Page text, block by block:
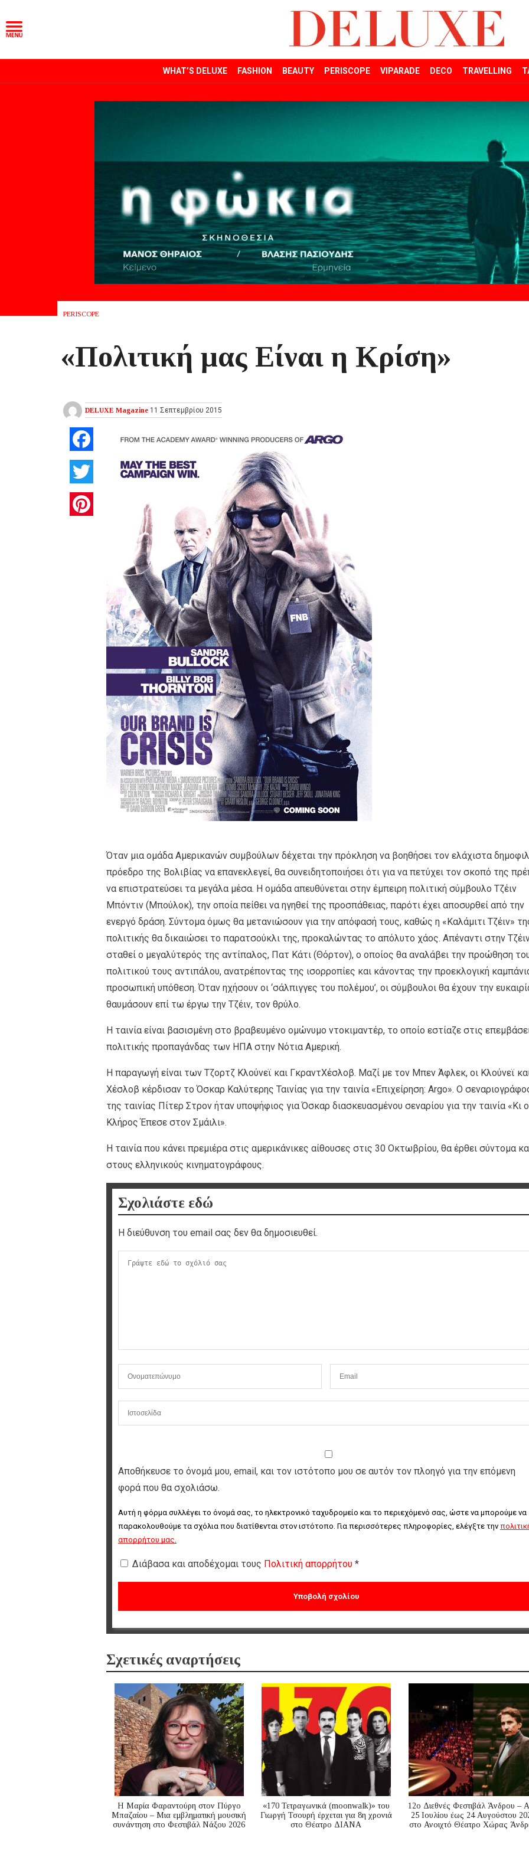
WHAT’S DELUXE FASHION BEAUTY PERISCOPE VIPARADE DECO TRAVELLING
PERISCOPE
«Πολιτική μας Είναι η Κρίση»
DELUXE Magazine 11 Σεπτεμβρίου 2015
Facebook
Twitter
Όταν μια ομάδα Αμερικανών συμβούλων δέχεται την πρόκληση να βοηθήσει τον ελάχιστα
πρόεδρο της Βολιβίας να επανεκλεγεί, θα συνειδητοποιήσει ότι για να πετύχει τον σκοπό της
να επιστρατεύσει τα μεγάλα μέσα. Η ομάδα απευθύνεται στην έμπειρη πολιτική σύμβουλο Τζέιν
Μπόντιν (Μπούλοκ), την οποία πείθει να ηγηθεί της προσπάθειας, παρότι έχει αποσυρθεί από την
ενεργό δράση. Σύντομα όμως θα μετανιώσουν για την απόφασή τους, καθώς η «Καλάμιτι Τζέιν»
πολιτικής θα δικαιώσει το παρατσούκλι της, προκαλώντας το απόλυτο χάος. Απέναντι στην
σταθεί ο μεγαλύτερός της αντίπαλος, Πατ Κάτι (Θόρτον), ο οποίος θα αναλάβει την προώθηση
πολιτικού τους αντιπάλου, ανατρέποντας της ισορροπίες και κάνοντας την προεκλογική
προσωπική υπόθεση. Όταν ηχήσουν οι ‘σάλπιγγες του πολέμου’, οι σύμβουλοι θα έχουν την
θαυμάσουν επί τω έργω την Τζέιν, τον θρύλο.
Η ταινία είναι βασισμένη στο βραβευμένο ομώνυμο ντοκιμαντέρ, το οποίο εστίαζε στις
πολιτικής προπαγάνδας των ΗΠΑ στην Νότια Αμερική.
Η παραγωγή είναι των Τζορτζ Κλούνεϊ και ΓκραντΧέσλοβ. Μαζί με τον Μπεν Άφλεκ, οι Κλούνεϊ
Χέσλοβ κέρδισαν το Όσκαρ Καλύτερης Ταινίας για την ταινία «Επιχείρηση: Argo». Ο
της ταινίας Πίτερ Στρον ήταν υποψήφιος για Όσκαρ διασκευασμένου σεναρίου για την ταινία «Κι ο
Κλήρος Έπεσε στον Σμάιλι».
Η ταινία που κάνει πρεμιέρα στις αμερικάνικες αίθουσες στις 30 Οκτωβρίου, θα έρθει σύντομα
στους ελληνικούς κινηματογράφους.
Σχολιάστε εδώ
Η διεύθυνση του email σας δεν θα δημοσιευθεί.
Αποθήκευσε το όνομά μου, email, και τον ιστότοπο μου σε αυτόν τον πλοηγό για την επόμενη
φορά που θα σχολιάσω.
Αυτή η φόρμα συλλέγει το όνομά σας, το ηλεκτρονικό ταχυδρομείο και το περιεχόμενό σας, ώστε να μπορούμε να
παρακολουθούμε τα σχόλια που διατίθενται στον ιστότοπο. Για περισσότερες πληροφορίες, ελέγξτε την
απορρήτου μας.
Διάβασα και αποδέχομαι τους Πολιτική απορρήτου *
Σχετικές αναρτήσεις
Η Μαρία Φαραντούρη στον Πύργο
Μπαζαίου – Μια εμβληματική μουσική
συνάντηση στο Φεστιβάλ Νάξου 2026
«170 Τετραγωνικά (moonwalk)» του
Γιωργή Τσουρή έρχεται για 8η χρονιά
στο Θέατρο ΔΙΑΝΑ
12ο Διεθνές Φεστιβάλ Άνδρου –
25 Ιουλίου έως 24 Αυγούστου
στο Ανοιχτό Θέατρο Χώρας